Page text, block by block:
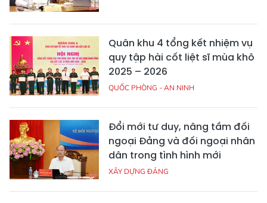
Quân khu 4 tổng kết nhiệm vụ
quy tập hài cốt liệt sĩ mùa khô
2025 – 2026
QUỐC PHÒNG - AN NINH
Đổi mới tư duy, nâng tầm đối
ngoại Đảng và đối ngoại nhân
dân trong tình hình mới
XÂY DỰNG ĐẢNG